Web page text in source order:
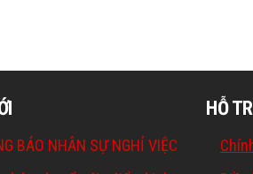
BÁO NHÂN SỰ NGHỈ VIỆC
HỖ